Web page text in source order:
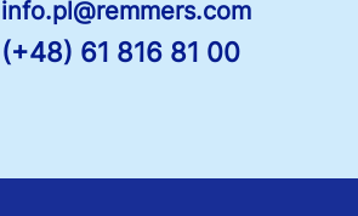
info.pl@remmers.com
(+48) 61 816 81 00